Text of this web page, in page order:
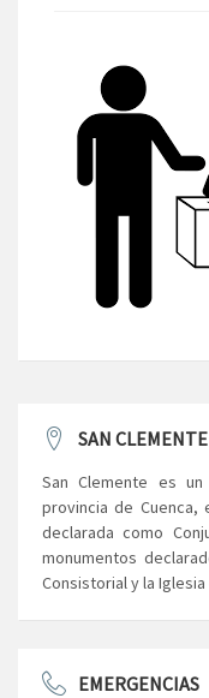
SAN CLEMENTE
San Clemente es
provincia de Cuenca,
declarada como
monumentos
Consistorial y la
EMERGENCIAS